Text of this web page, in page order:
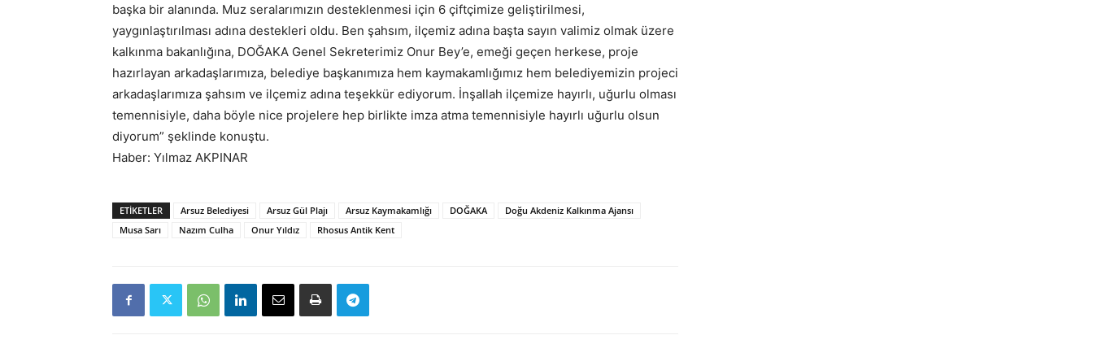
başka bir alanında. Muz seralarımızın desteklenmesi için 6 çiftçimize geliştirilmesi,
yaygınlaştırılması adına destekleri oldu. Ben şahsım, ilçemiz adına başta sayın valimiz olmak üzere
kalkınma bakanlığına, DOĞAKA Genel Sekreterimiz Onur Bey’e, emeği geçen herkese, proje
hazırlayan arkadaşlarımıza, belediye başkanımıza hem kaymakamlığımız hem belediyemizin projeci
arkadaşlarımıza şahsım ve ilçemiz adına teşekkür ediyorum. İnşallah ilçemize hayırlı, uğurlu olması
temennisiyle, daha böyle nice projelere hep birlikte imza atma temennisiyle hayırlı uğurlu olsun
diyorum” şeklinde konuştu.
Haber: Yılmaz AKPINAR
ETIKETLER Arsuz Belediyesi Arsuz Gül Plajı Arsuz Kaymakamlığı DOĞAKA
Doğu Akdeniz Kalkınma Ajansı
Musa Sarı
Nazım Culha Onur Yıldız Rhosus Antik Kent